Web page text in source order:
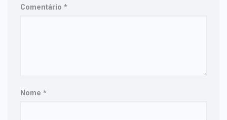
Comentário *
Nome *